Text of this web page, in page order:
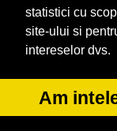
statistici cu
site-ului si
intereselor dvs.
Am
Scoala-
© 2014-2026